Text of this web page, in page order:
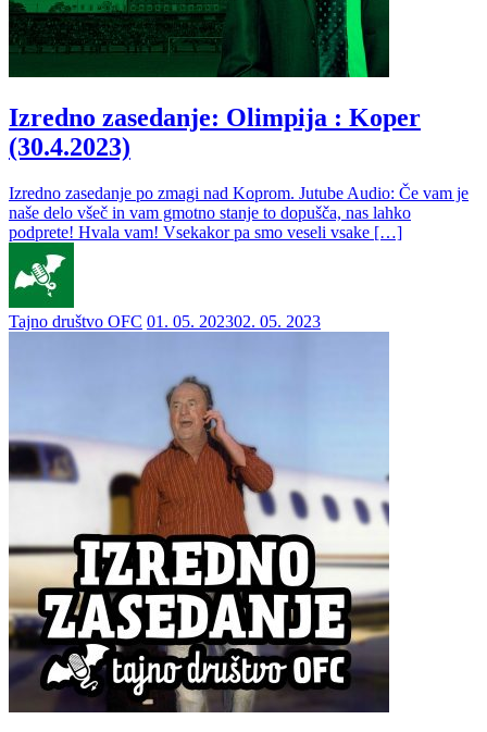
Izredno zasedanje: Olimpija : Koper
(30.4.2023)
Izredno zasedanje po zmagi nad Koprom. Jutube Audio: Če vam je
naše delo všeč in vam gmotno stanje to dopušča, nas lahko
podprete! Hvala vam! Vsekakor pa smo veseli vsake […]
Tajno društvo OFC 01. 05. 202302. 05. 2023